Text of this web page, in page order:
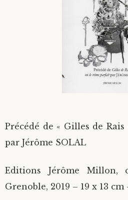
Langues étrangères
Précédé de « Gilles de
par Jérôme SOLAL
Editions Jérôme Millon,
Grenoble, 2019 – 19 x 13 cm